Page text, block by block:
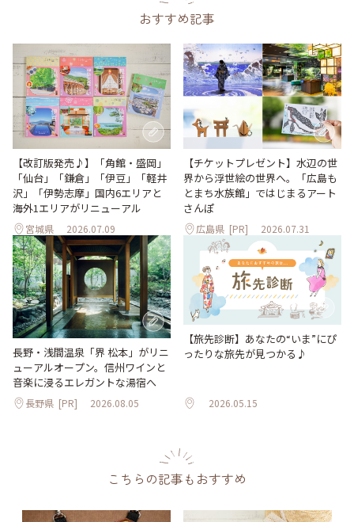
おすすめ記事
【改訂版発売♪】「角館・盛岡」
「仙台」「鎌倉」「伊豆」「軽井
沢」「伊勢志摩」国内6エリアと
海外1エリアがリニューアル
宮城県 2026.07.09
【チケットプレゼント】水辺の世
界から浮世絵の世界へ。「広島も
とまち水族館」ではじまるアート
さんぽ
広島県 [PR] 2026.07.31
長野・浅間温泉「界 松本」がリニ
ューアルオープン。信州ワインと
音楽に浸るエレガントな湯宿へ
長野県 [PR] 2026.08.05
【旅先診断】あなたの“いま”にぴ
ったりな旅先が見つかる♪
2026.05.15
こちらの記事もおすすめ